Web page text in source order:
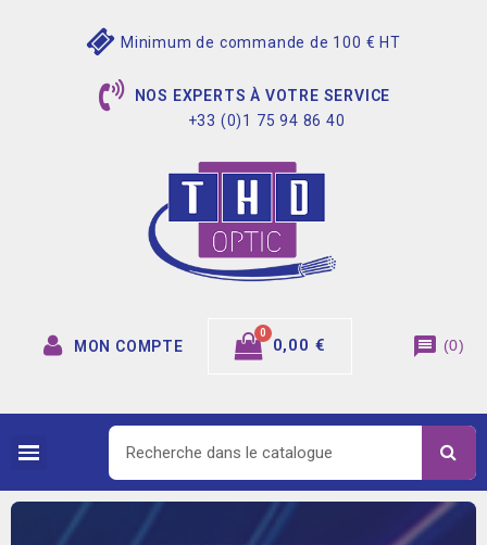
Minimum de commande de 100 € HT
NOS EXPERTS À VOTRE SERVICE
+33 (0)1 75 94 86 40
MON COMPTE 0,00 € message (0)